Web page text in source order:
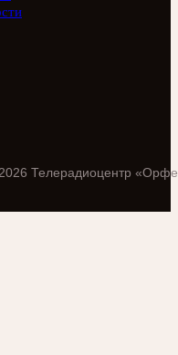
2026 Телерадиоцентр